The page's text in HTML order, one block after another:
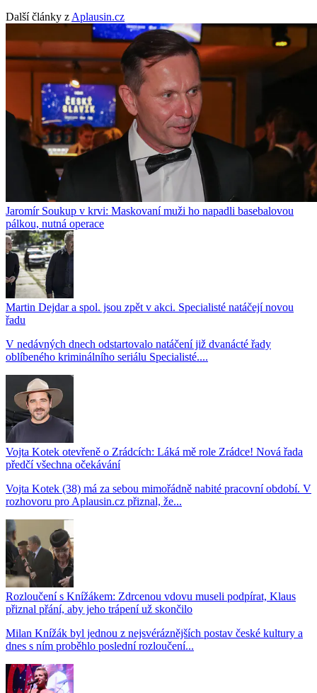
Další články z Aplausin.cz
Jaromír Soukup v krvi: Maskovaní muži ho napadli basebalovou
pálkou, nutná operace
Martin Dejdar a spol. jsou zpět v akci. Specialisté natáčejí novou
řadu
V nedávných dnech odstartovalo natáčení již dvanácté řady
oblíbeného kriminálního seriálu Specialisté....
Vojta Kotek otevřeně o Zrádcích: Láká mě role Zrádce! Nová řada
předčí všechna očekávání
Vojta Kotek (38) má za sebou mimořádně nabité pracovní období. V
rozhovoru pro Aplausin.cz přiznal, že...
Rozloučení s Knížákem: Zdrcenou vdovu museli podpírat, Klaus
přiznal přání, aby jeho trápení už skončilo
Milan Knížák byl jednou z nejsvéráznějších postav české kultury a
dnes s ním proběhlo poslední rozloučení...